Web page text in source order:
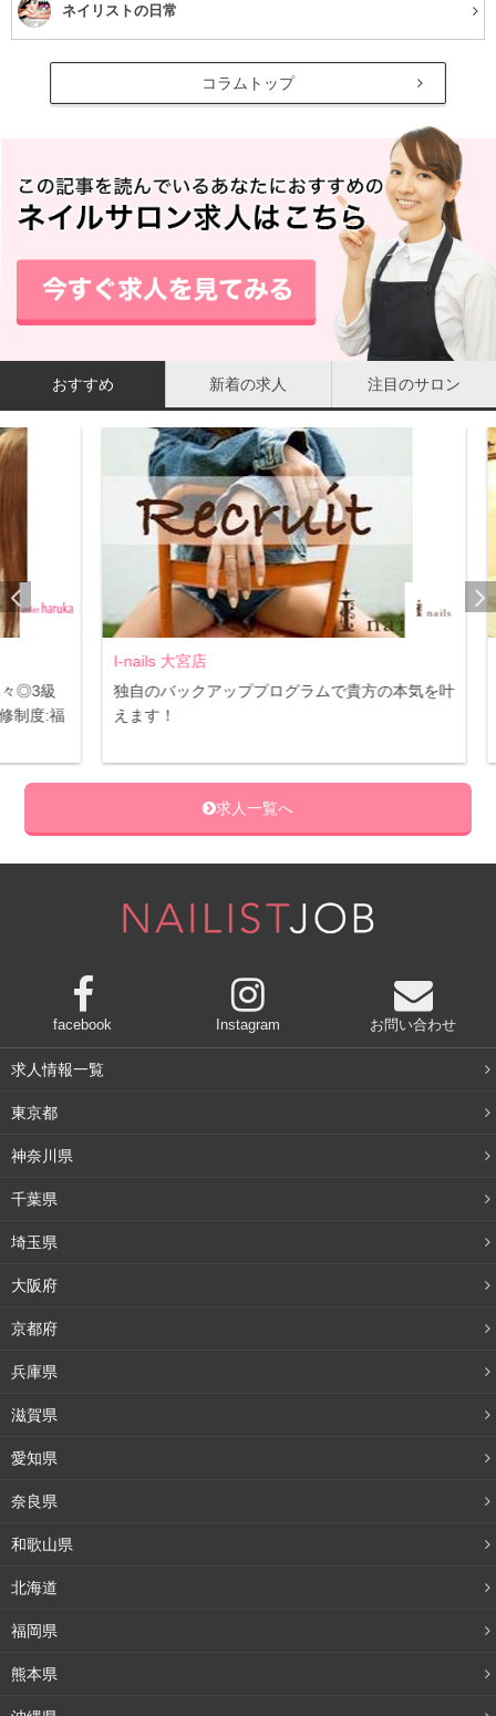
ネイリストの日常
コラムトップ
おすすめ 新着の求人 注目のサロン
級
:福
I-nails 大宮店
独自のバックアッププログラムで貴方の本気を叶
えます！
求人一覧へ
facebook Instagram お問い合わせ
求人情報一覧
東京都
神奈川県
千葉県
埼玉県
大阪府
京都府
兵庫県
滋賀県
愛知県
奈良県
和歌山県
北海道
福岡県
熊本県